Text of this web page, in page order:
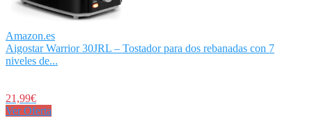
Amazon.es
Aigostar Warrior 30JRL – Tostador para dos rebanadas con 7
niveles de...
21,99€
Ver Oferta